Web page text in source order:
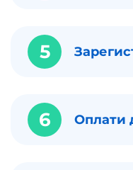
5
6 Оплати